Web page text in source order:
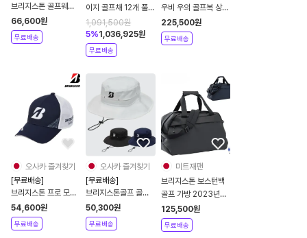
브리지스톤 골프웨어
레인 자켓 바람막이 3
컬러
66,600원
무료배송
이지 골프채 12개 풀
세트 CBG422 캐디
백 포함
1,091,500원
5%1,036,925원
무료배송
우비 우의 골프복 상하
의 세트 2024년
84G03
225,500원
무료배송
오사카 즐겨찾기
[무료배송]
브리지스톤 프로 모델
골프 모자 냉감 메쉬
프리즈테크 벨크로 조
절 4컬러
54,600원
무료배송
오사카 즐겨찾기
[무료배송]
브리지스톤골프 골프
캡 버킷햇 3컬러
50,300원
무료배송
미트재팬
브리지스톤 보스턴백
골프 가방 2023년
BBG370
125,500원
무료배송